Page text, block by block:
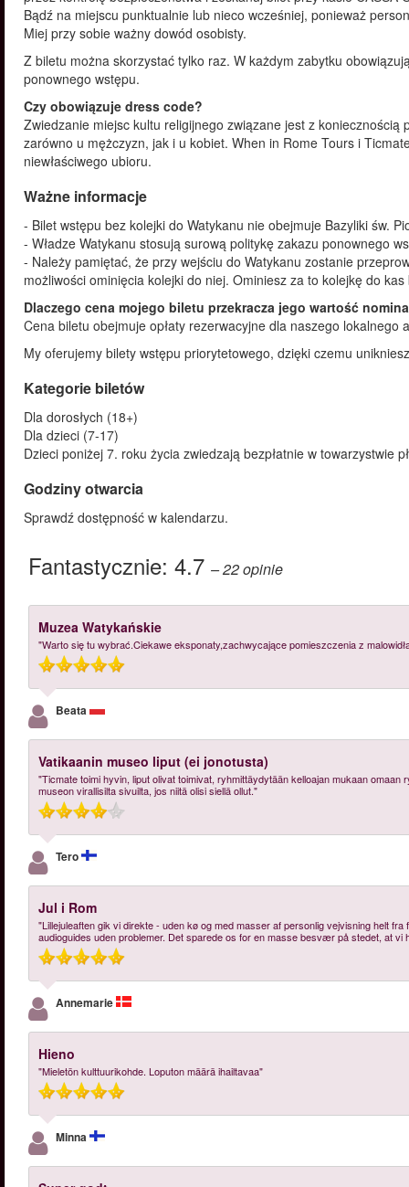
Bądź na miejscu punktualnie lub nieco wcześniej, ponieważ
Miej przy sobie ważny dowód osobisty.
Z biletu można skorzystać tylko raz. W każdym zabytku
ponownego wstępu.
Czy obowiązuje dress code?
Zwiedzanie miejsc kultu religijnego związane jest z
zarówno u mężczyzn, jak i u kobiet. When in Rome Tours i
niewłaściwego ubioru.
Ważne informacje
- Bilet wstępu bez kolejki do Watykanu nie obejmuje Bazyliki św.
- Władze Watykanu stosują surową politykę zakazu ponownego
- Należy pamiętać, że przy wejściu do Watykanu zostanie
możliwości ominięcia kolejki do niej. Ominiesz za to kolejkę do kas
Dlaczego cena mojego biletu przekracza jego wartość
Cena biletu obejmuje opłaty rezerwacyjne dla naszego lokalnego
My oferujemy bilety wstępu priorytetowego, dzięki czemu
Kategorie biletów
Dla dorosłych (18+)
Dla dzieci (7-17)
Dzieci poniżej 7. roku życia zwiedzają bezpłatnie w towarzystwie
Godziny otwarcia
Sprawdź dostępność w kalendarzu.
Fantastycznie: 4.7 – 22opinie
Muzea Watykańskie
"Warto się tu wybrać.Ciekawe eksponaty,zachwycające pomieszczenia z
Beata
Vatikaanin museo liput (ei jonotusta)
"Ticmate toimi hyvin, liput olivat toimivat, ryhmittäydytään kelloajan mukaan
museon virallisilta sivuilta, jos niitä olisi siellä ollut."
Tero
Jul i Rom
"Lillejuleaften gik vi direkte - uden kø og med masser af personlig vejvisning helt
audioguides uden problemer. Det sparede os for en masse besvær på stedet, at vi
Annemarie
Hieno
"Mieletön kulttuurikohde. Loputon määrä ihailtavaa"
Minna